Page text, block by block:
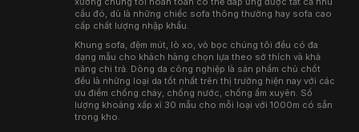
cầu đó, dù là những chiếc sofa thông thường hay sofa cao
cấp chất lượng nhập khẩu.
Khung sofa, đệm mút, lò xo, vỏ bọc chúng tôi đều có đa
dạng mẫu cho khách hàng chọn lựa theo sở thích và khả
năng chi trả. Dòng da công nghiệp là sản phẩm chủ chốt
đều là những loại da tốt nhất trên thị trường hiện nay với các
ưu điểm chống cháy, chống nước, chống ẩm xuyên. Số
lượng khoảng xấp xỉ 30 mẫu cho mỗi loại với 1000m có sẵn
trong kho.